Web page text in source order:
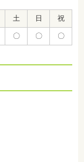
土 日 祝
〇 〇 〇